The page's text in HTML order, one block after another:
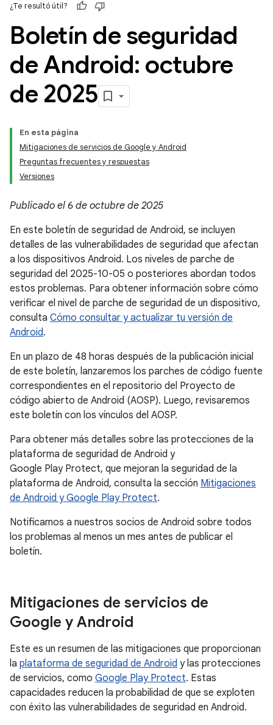
¿Te resultó útil?
Boletín de seguridad
de Android: octubre
de 2025
En esta página
Mitigaciones de servicios de Google y Android
Preguntas frecuentes y respuestas
Versiones
Publicado el 6 de octubre de 2025
En este boletín de seguridad de Android, se incluyen
detalles de las vulnerabilidades de seguridad que afectan
a los dispositivos Android. Los niveles de parche de
seguridad del 2025-10-05 o posteriores abordan todos
estos problemas. Para obtener información sobre cómo
verificar el nivel de parche de seguridad de un dispositivo,
consulta Cómo consultar y actualizar tu versión de
Android.
En un plazo de 48 horas después de la publicación inicial
de este boletín, lanzaremos los parches de código fuente
correspondientes en el repositorio del Proyecto de
código abierto de Android (AOSP). Luego, revisaremos
este boletín con los vínculos del AOSP.
Para obtener más detalles sobre las protecciones de la
plataforma de seguridad de Android y
Google Play Protect, que mejoran la seguridad de la
plataforma de Android, consulta la sección Mitigaciones
de Android y Google Play Protect.
Notificamos a nuestros socios de Android sobre todos
los problemas al menos un mes antes de publicar el
boletín.
Mitigaciones de servicios de
Google y Android
Este es un resumen de las mitigaciones que proporcionan
la plataforma de seguridad de Android y las protecciones
de servicios, como Google Play Protect. Estas
capacidades reducen la probabilidad de que se exploten
con éxito las vulnerabilidades de seguridad en Android.